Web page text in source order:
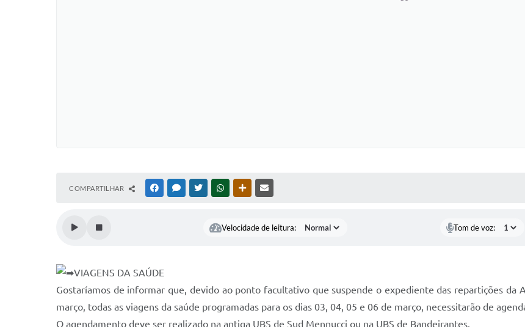
COMPARTILHAR FACEBOOKMESSENGER
TWITTERWHATSAPPOUTRAS MÍDIAS
Velocidade de leitura: Tom de voz:
VIAGENS DA SAÚDE
Gostaríamos de informar que, devido ao ponto facultativo que suspende o expediente das repartições da
março, todas as viagens da saúde programadas para os dias 03, 04, 05 e 06 de março, necessitarão de
O agendamento deve ser realizado na antiga UBS de Sud Mennucci ou na UBS de Bandeirantes.